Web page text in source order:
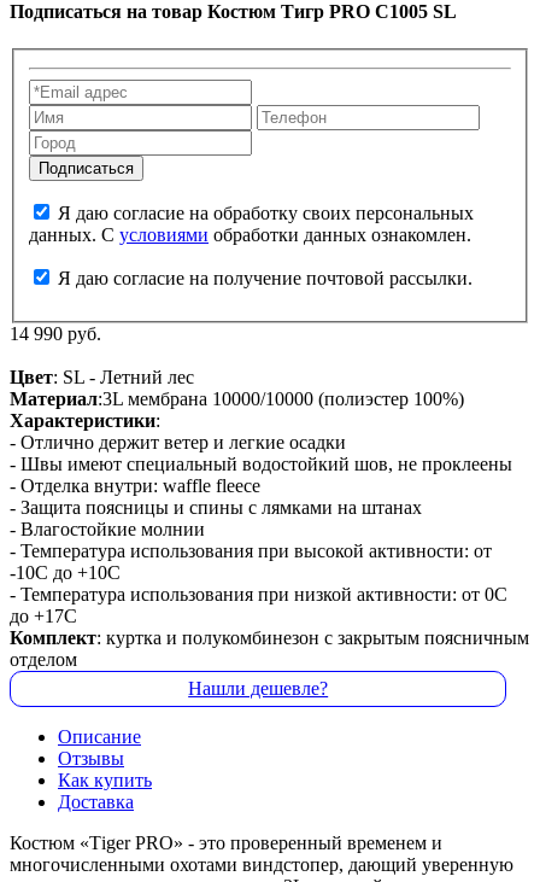
Подписаться на товар Костюм Тигр PRO C1005 SL
данных. С условиями обработки данных ознакомлен.
Я даю согласие на получение почтовой рассылки.
14 990 руб.
Цвет: SL - Летний лес
Материал:3L мембрана 10000/10000 (полиэстер 100%)
Характеристики:
- Отлично держит ветер и легкие осадки
- Швы имеют специальный водостойкий шов, не проклеены
- Отделка внутри: waffle fleece
- Защита поясницы и спины с лямками на штанах
- Влагостойкие молнии
- Температура использования при высокой активности: от
-10С до +10С
- Температура использования при низкой активности: от 0С
до +17С
Комплект: куртка и полукомбинезон с закрытым поясничным
отделом
Нашли дешевле?
Описание
Отзывы
Как купить
Доставка
Костюм «Тiger PRO» - это проверенный временем и
многочисленными охотами виндстопер, дающий уверенную